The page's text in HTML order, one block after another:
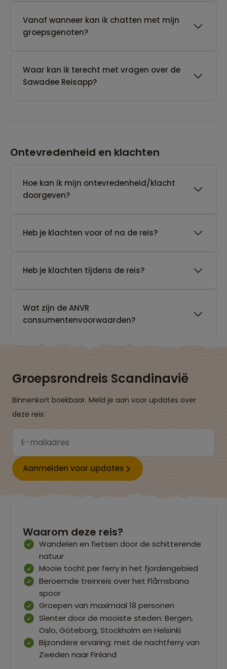
Vanaf wanneer kan ik chatten met mijn
groepsgenoten?
Waar kan ik terecht met vragen over de
Sawadee Reisapp?
Ontevredenheid en klachten
Hoe kan ik mijn ontevredenheid/klacht
doorgeven?
Heb je klachten voor of na de reis?
Heb je klachten tijdens de reis?
Wat zijn de ANVR
consumentenvoorwaarden?
Groepsrondreis Scandinavië
Binnenkort boekbaar. Meld je aan voor updates over
deze reis:
Aanmelden voor updates
Waarom deze reis?
Wandelen en fietsen door de schitterende
natuur
Mooie tocht per ferry in het fjordengebied
Beroemde treinreis over het Flåmsbana
spoor
Groepen van maximaal 18 personen
Slenter door de mooiste steden: Bergen,
Oslo, Göteborg, Stockholm en Helsinki
Bijzondere ervaring: met de nachtferry van
Zweden naar Finland